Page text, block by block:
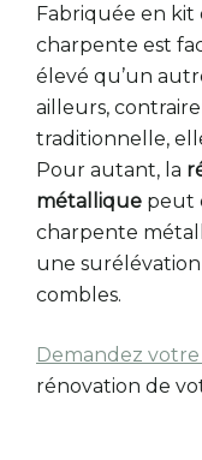
Fabriquée en kit
charpente est
élevé qu’un
ailleurs,
traditionnelle,
Pour autant, la
métallique peut
charpente
une
combles.
Demandez
rénovation de